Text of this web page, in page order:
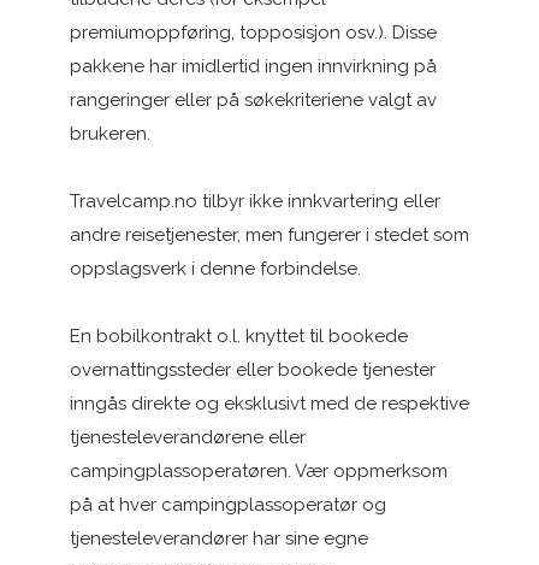
premiumoppføring, topposisjon osv.). Disse
pakkene har imidlertid ingen innvirkning på
rangeringer eller på søkekriteriene valgt av
brukeren.
Travelcamp.no tilbyr ikke innkvartering eller
andre reisetjenester, men fungerer i stedet som
oppslagsverk i denne forbindelse.
En bobilkontrakt o.l. knyttet til bookede
overnattingssteder eller bookede tjenester
inngås direkte og eksklusivt med de respektive
tjenesteleverandørene eller
campingplassoperatøren. Vær oppmerksom
på at hver campingplassoperatør og
tjenesteleverandører har sine egne